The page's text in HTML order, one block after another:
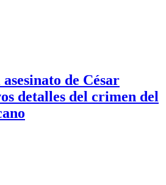
asesinato de César
detalles del crimen del